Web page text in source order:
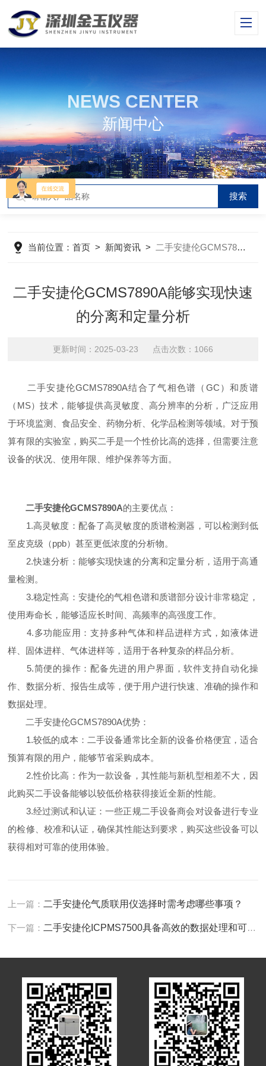
NEWS CENTER
新闻中心
当前位置：首页 > 新闻资讯 > 二手安捷伦GCMS7890A能够实现快速的分离和定量分析
二手安捷伦GCMS7890A能够实现快速
的分离和定量分析
更新时间：2025-03-23 点击次数：1066
二手安捷伦GCMS7890A结合了气相色谱（GC）和质谱
（MS）技术，能够提供高灵敏度、高分辨率的分析，广泛应用
于环境监测、食品安全、药物分析、化学品检测等领域。对于预
算有限的实验室，购买二手是一个性价比高的选择，但需要注意
设备的状况、使用年限、维护保养等方面。
二手安捷伦GCMS7890A的主要优点：
1.高灵敏度：配备了高灵敏度的质谱检测器，可以检测到低
至皮克级（ppb）甚至更低浓度的分析物。
2.快速分析：能够实现快速的分离和定量分析，适用于高通
量检测。
3.稳定性高：安捷伦的气相色谱和质谱部分设计非常稳定，
使用寿命长，能够适应长时间、高频率的高强度工作。
4.多功能应用：支持多种气体和样品进样方式，如液体进
样、固体进样、气体进样等，适用于各种复杂的样品分析。
5.简便的操作：配备先进的用户界面，软件支持自动化操
作、数据分析、报告生成等，便于用户进行快速、准确的操作和
数据处理。
二手安捷伦GCMS7890A优势：
1.较低的成本：二手设备通常比全新的设备价格便宜，适合
预算有限的用户，能够节省采购成本。
2.性价比高：作为一款设备，其性能与新机型相差不大，因
此购买二手设备能够以较低价格获得接近全新的性能。
3.经过测试和认证：一些正规二手设备商会对设备进行专业
的检修、校准和认证，确保其性能达到要求，购买这些设备可以
获得相对可靠的使用体验。
上一篇： 二手安捷伦气质联用仪选择时需考虑哪些事项？
下一篇： 二手安捷伦ICPMS7500具备高效的数据处理和可视化能力